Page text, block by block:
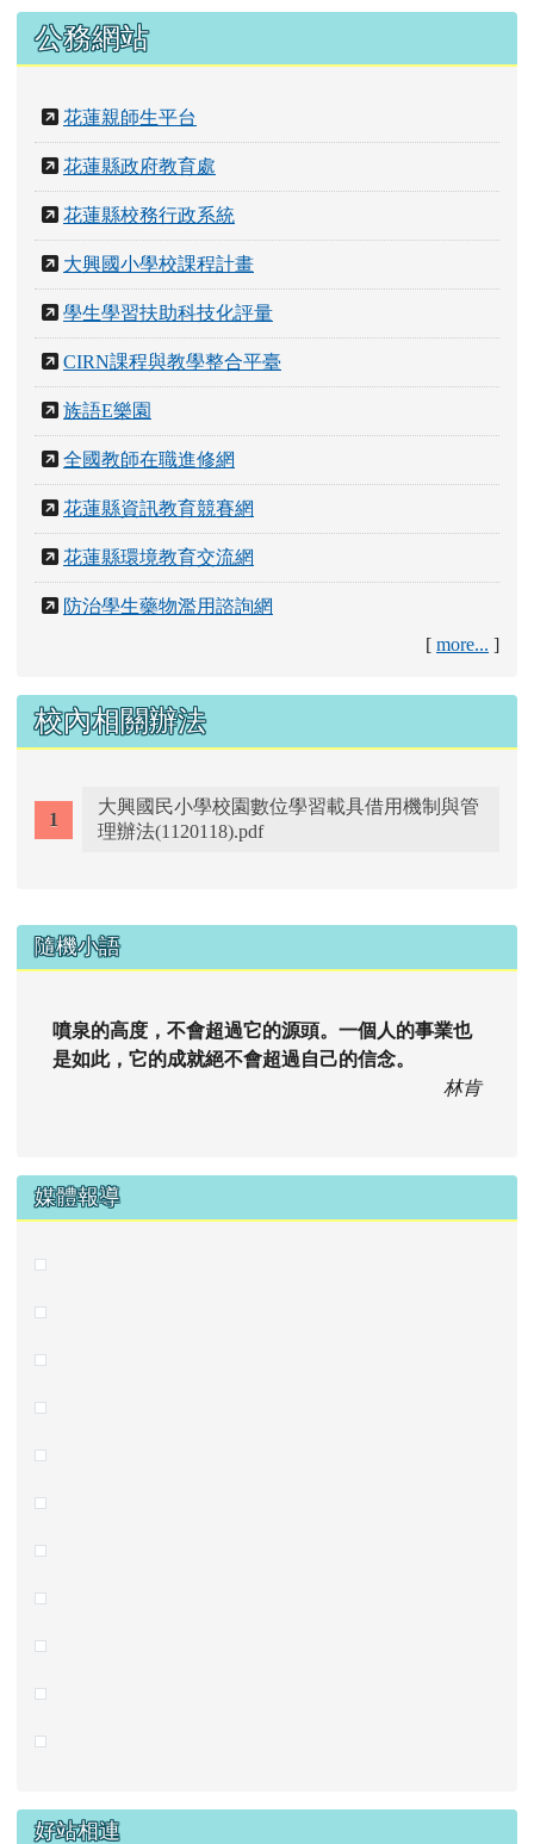
公務網站
花蓮親師生平台
花蓮縣政府教育處
花蓮縣校務行政系統
大興國小學校課程計畫
學生學習扶助科技化評量
CIRN課程與教學整合平臺
族語E樂園
全國教師在職進修網
花蓮縣資訊教育競賽網
花蓮縣環境教育交流網
防治學生藥物濫用諮詢網
[ more... ]
校內相關辦法
大興國民小學校園數位學習載具借用機制與管
理辦法(1120118).pdf
右邊區域內容
隨機小語
噴泉的高度，不會超過它的源頭。一個人的事業也
是如此，它的成就絕不會超過自己的信念。
林肯
媒體報導
好站相連